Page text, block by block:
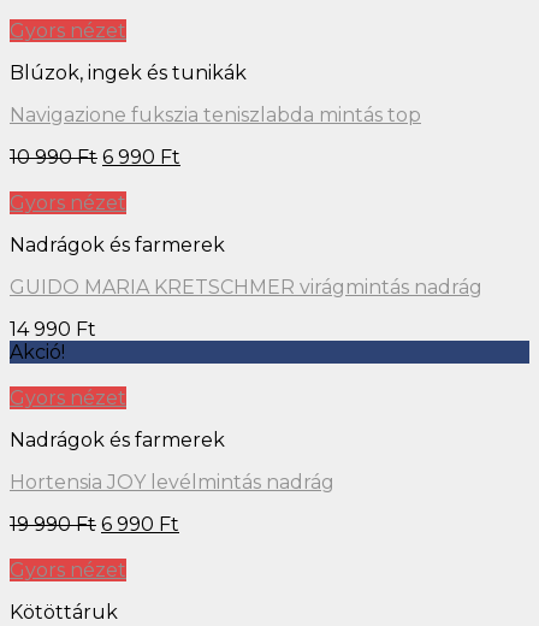
Gyors nézet
Blúzok, ingek és tunikák
Navigazione fukszia teniszlabda mintás top
10 990Ft 6 990 Ft
Gyors nézet
Nadrágok és farmerek
GUIDO MARIA KRETSCHMER virágmintás nadrág
14 990 Ft
Akció!
Gyors nézet
Nadrágok és farmerek
Hortensia JOY levélmintás nadrág
19 990Ft 6 990 Ft
Gyors nézet
Kötöttáruk